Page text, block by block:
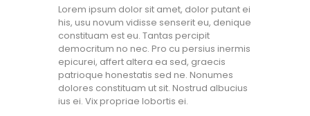
Ideas
Contact Us
My Account
Lorem ipsum dolor sit amet, dolor putant ei
his, usu novum vidisse senserit eu, denique
constituam est eu. Tantas percipit
democritum no nec. Pro cu persius inermis
epicurei, affert altera ea sed, graecis
patrioque honestatis sed ne. Nonumes
dolores constituam ut sit. Nostrud albucius
ius ei. Vix propriae lobortis ei.